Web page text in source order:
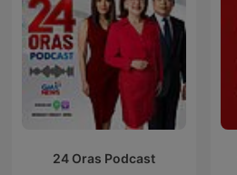
24 Oras Podcast